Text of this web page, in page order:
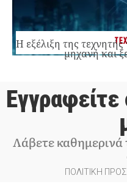
Η εξέλιξη της
μηχανή και
Λάβετε
ΠΟΛΙΤΙΚΗ